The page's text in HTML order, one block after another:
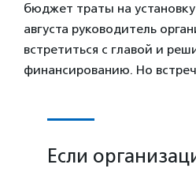
бюджет траты на
августа руководитель
встретиться с главой и
финансированию. Но
Если